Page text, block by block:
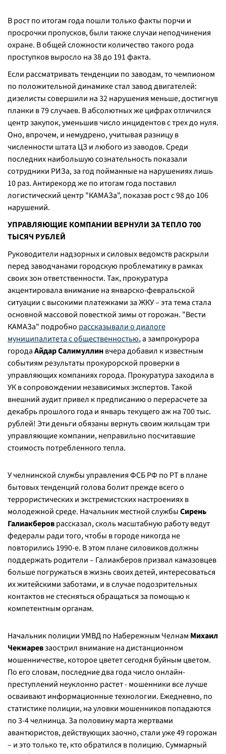
В рост по итогам года пошли только факты порчи и
просрочки пропусков, были также случаи неподчинения
охране. В общей сложности количество такого рода
проступков выросло на 38 до 191 факта.
Если рассматривать тенденции по заводам, то чемпионом
по положительной динамике стал завод двигателей:
дизелисты совершили на 32 нарушения меньше, достигнув
планки в 79 случаев. В абсолютных же цифрах отличился
центр закупок, уменьшив число инцидентов с трех до нуля.
Оно, впрочем, и немудрено, учитывая разницу в
численности штата ЦЗ и любого из заводов. Среди
последних наибольшую сознательность показали
сотрудники РИЗа, за год пойманные на нарушениях лишь
10 раз. Антирекорд же по итогам года поставил
логистический центр "КАМАЗа", показав рост с 98 до 106
нарушений.
УПРАВЛЯЮЩИЕ КОМПАНИИ ВЕРНУЛИ ЗА ТЕПЛО 700
ТЫСЯЧ РУБЛЕЙ
Руководители надзорных и силовых ведомств раскрыли
перед заводчанами городскую проблематику в рамках
своих зон ответственности. Так, прокуратура
акцентировала внимание на январско-февральской
ситуации с высокими платежками за ЖКУ – эта тема стала
основной массовой повесткой зимы от горожан. "Вести
КАМАЗа" подробно рассказывали о диалоге
муниципалитета с общественностью, а зампрокурора
городаАйдар Салимуллинвчера добавил к известным
событиям результаты прокурорской проверки в
управляющих компаниях города. Прокуратура заходила в
УК в сопровождении независимых экспертов. Такой
внешний аудит привел к предписанию о перерасчете за
декабрь прошлого года и январь текущего аж на 700 тыс.
рублей! Эти деньги обязаны вернуть своим жильцам три
управляющие компании, неправильно посчитавшие
стоимость потребленного тепла.
У челнинской службы управления ФСБ РФ по РТ в плане
бытовых тенденций голова болит прежде всего о
террористических и экстремистских настроениях в
молодежной среде. Начальник местной службыСирень
Галиакбероврассказал, сколь масштабную работу ведут
федералы ради того, чтобы в городе никогда не
повторились 1990-е. В этом плане силовиков должны
поддержать родители – Галиакберов призвал камазовцев
больше погружаться в жизнь своих детей, интересоваться
их житейскими заботами, и в случае подозрительных
контактов не стесняться обращаться за помощью к
компетентным органам.
Начальник полиции УМВД по Набережным Челнам Михаил
Чекмаревзаострил внимание на дистанционном
мошенничестве, которое цветет сегодня буйным цветом.
По его словам, последние два года число онлайн-
преступлений неуклонно растет - мошенники все лучше
осваивают информационные технологии. Ежедневно, по
статистике полиции, на уловки мошенников попадаются
по 3-4 челнинца. За половину марта жертвами
авантюристов, действующих заочно, стали уже 49 горожан
– и это только те, кто обратился в полицию. Суммарный